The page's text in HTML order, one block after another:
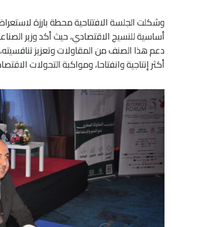
وشكلت الجلسة الافتتاحية محطة بارزة
أساسية للنسيج الاقتصادي، حيث أكد وزير
دعم هذا الصنف من المقاولات وتعزيز
أكثر إنتاجية وانفتاحا، ومواكبة التحولات